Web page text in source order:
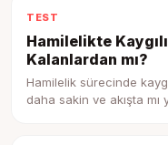
TEST
Hamilelikte
Kalanlardan mı?
Hamilelik sürecinde
daha sakin ve akışta mı